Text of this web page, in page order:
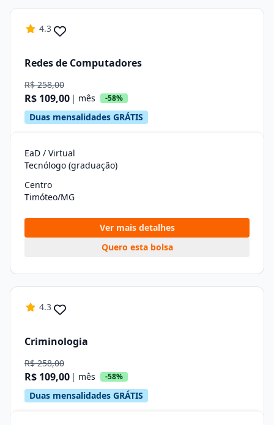
4.3
Redes de Computadores
R$ 258,00
R$ 109,00 | mês -58%
Duas mensalidades GRÁTIS
EaD / Virtual
Tecnólogo (graduação)
Centro
Timóteo/MG
Ver mais detalhes
Quero esta bolsa
4.3
Criminologia
R$ 258,00
R$ 109,00 | mês -58%
Duas mensalidades GRÁTIS